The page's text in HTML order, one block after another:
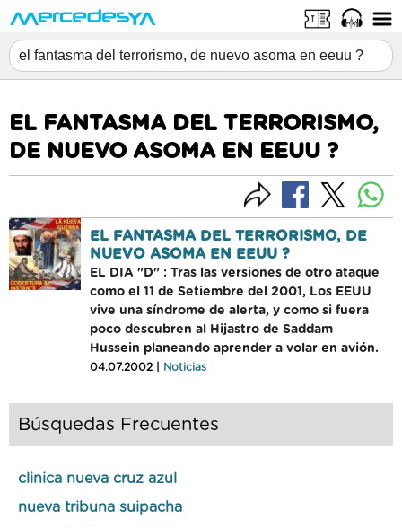
EL FANTASMA DEL TERRORISMO,
DE NUEVO ASOMA EN EEUU ?
EL FANTASMA DEL TERRORISMO, DE
NUEVO ASOMA EN EEUU ?
EL DIA "D" : Tras las versiones de otro ataque
como el 11 de Setiembre del 2001, Los EEUU
vive una síndrome de alerta, y como si fuera
poco descubren al Hijastro de Saddam
Hussein planeando aprender a volar en avión.
04.07.2002 | Noticias
Búsquedas Frecuentes
clinica nueva cruz azul
nueva tribuna suipacha